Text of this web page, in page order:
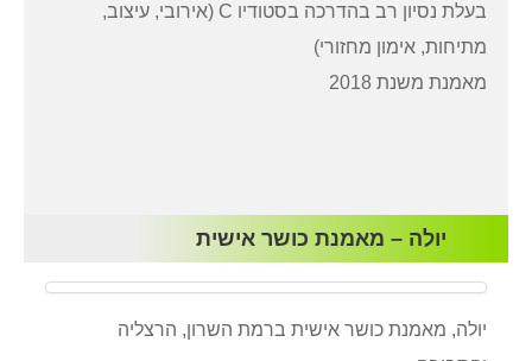
בעלת נסיון רב בהדרכה בסטודיו C (אירובי, עיצוב,
מתיחות, אימון מחזורי)
מאמנת משנת 2018
יולה – מאמנת כושר אישית
יולה, מאמנת כושר אישית ברמת השרון, הרצליה